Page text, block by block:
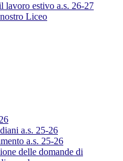
lavoro estivo a.s. 26-27
Liceo
a.s. 25-26
a.s. 25-26
delle domande di